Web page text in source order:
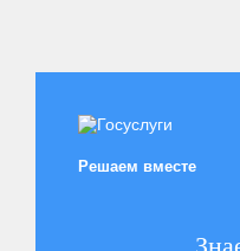
Решаем вместе